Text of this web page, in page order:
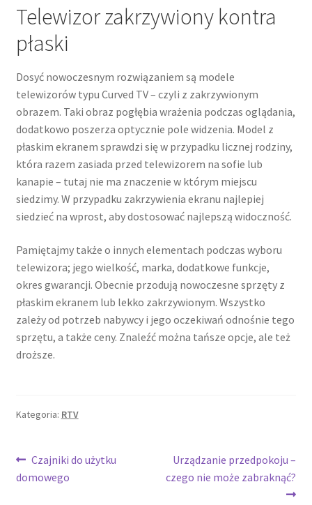
Telewizor zakrzywiony kontra
płaski
Dosyć nowoczesnym rozwiązaniem są modele
telewizorów typu Curved TV – czyli z zakrzywionym
obrazem. Taki obraz pogłębia wrażenia podczas oglądania,
dodatkowo poszerza optycznie pole widzenia. Model z
płaskim ekranem sprawdzi się w przypadku licznej rodziny,
która razem zasiada przed telewizorem na sofie lub
kanapie – tutaj nie ma znaczenie w którym miejscu
siedzimy. W przypadku zakrzywienia ekranu najlepiej
siedzieć na wprost, aby dostosować najlepszą widoczność.
Pamiętajmy także o innych elementach podczas wyboru
telewizora; jego wielkość, marka, dodatkowe funkcje,
okres gwarancji. Obecnie przodują nowoczesne sprzęty z
płaskim ekranem lub lekko zakrzywionym. Wszystko
zależy od potrzeb nabywcy i jego oczekiwań odnośnie tego
sprzętu, a także ceny. Znaleźć można tańsze opcje, ale też
droższe.
Kategoria: RTV
Nawigacja
wpisu
Poprzedni
wpis:
Czajniki do użytku
domowego
Następny
wpis:
Urządzanie przedpokoju –
czego nie może zabraknąć?